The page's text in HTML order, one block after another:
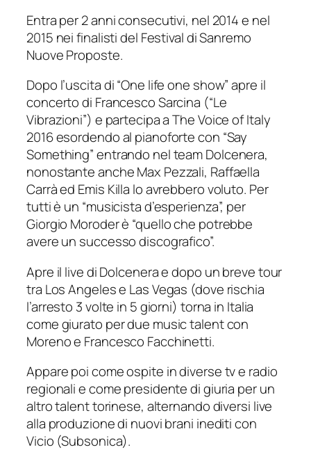
Entra per 2 anni consecutivi, nel 2014 e nel
2015 nei finalisti del Festival di Sanremo
Nuove Proposte.
Dopo l’uscita di “One life one show” apre il
concerto di Francesco Sarcina (“Le
Vibrazioni”) e partecipa a The Voice of Italy
2016 esordendo al pianoforte con “Say
Something” entrando nel team Dolcenera,
nonostante anche Max Pezzali, Raffaella
Carrà ed Emis Killa lo avrebbero voluto. Per
tutti è un “musicista d’esperienza”, per
Giorgio Moroder è “quello che potrebbe
avere un successo discografico”.
Apre il live di Dolcenera e dopo un breve tour
tra Los Angeles e Las Vegas (dove rischia
l’arresto 3 volte in 5 giorni) torna in Italia
come giurato per due music talent con
Moreno e Francesco Facchinetti.
Appare poi come ospite in diverse tv e radio
regionali e come presidente di giuria per un
altro talent torinese, alternando diversi live
alla produzione di nuovi brani inediti con
Vicio (Subsonica).